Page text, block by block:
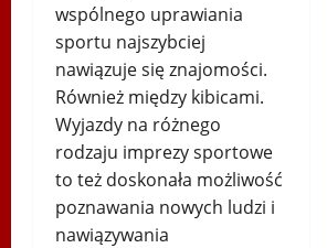
wspólnego uprawiania
sportu najszybciej
nawiązuje się znajomości.
Również między kibicami.
Wyjazdy na różnego
rodzaju imprezy sportowe
to też doskonała możliwość
poznawania nowych ludzi i
nawiązywania